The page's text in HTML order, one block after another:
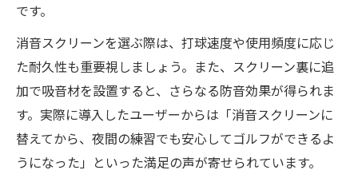
です。
消音スクリーンを選ぶ際は、打球速度や使用頻度に応じ
た耐久性も重要視しましょう。また、スクリーン裏に追
加で吸音材を設置すると、さらなる防音効果が得られま
す。実際に導入したユーザーからは「消音スクリーンに
替えてから、夜間の練習でも安心してゴルフができるよ
うになった」といった満足の声が寄せられています。